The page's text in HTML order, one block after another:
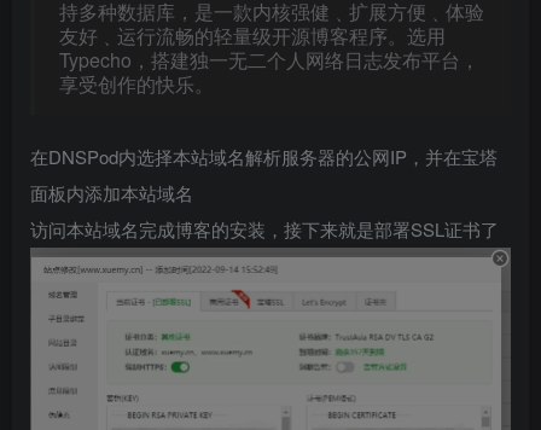
持多种数据库，是一款内核强健﹑扩展方便﹑体验
友好﹑运行流畅的轻量级开源博客程序。选用
Typecho，搭建独一无二个人网络日志发布平台，
享受创作的快乐。
在DNSPod内选择本站域名解析服务器的公网IP，并在宝塔
面板内添加本站域名
访问本站域名完成博客的安装，接下来就是部署SSL证书了